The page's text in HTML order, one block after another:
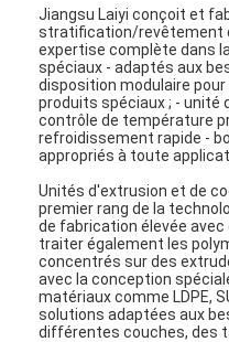
Jiangsu Laiyi conçoit et
stratification/revêtement
expertise complète dans
spéciaux - adaptés aux
disposition modulaire
produits spéciaux ; - unité
contrôle de température
refroidissement rapide -
appropriés à toute
Unités d'extrusion et de
premier rang de la
de fabrication élevée
traiter également les
concentrés sur des
avec la conception
matériaux comme LDPE,
solutions adaptées aux
différentes couches, des